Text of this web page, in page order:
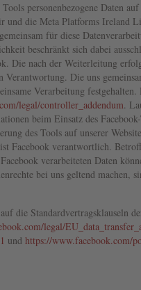
personenbezogene Daten
und die Meta Platforms Ireland
für diese
beschränkt sich dabei
Die nach der Weiterleitung
Verantwortung. Die uns
Verarbeitung
legal/controller_addendum.
beim Einsatz des
des Tools auf unserer
Facebook verantwortlich.
verarbeiteten Daten
bei uns geltend machen,
die Standardvertragsklauseln
legal/
und https://www.facebook.com/